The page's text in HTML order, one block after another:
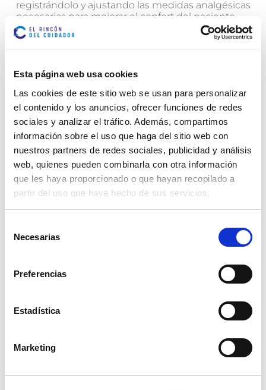
Esta página web usa cookies
Las cookies de este sitio web se usan para personalizar
el contenido y los anuncios, ofrecer funciones de redes
sociales y analizar el tráfico. Además, compartimos
información sobre el uso que haga del sitio web con
nuestros partners de redes sociales, publicidad y análisis
web, quienes pueden combinarla con otra información
que les haya proporcionado o que hayan recopilado a
partir del uso que haya hecho de sus servicios.
Necesarias
Preferencias
Estadística
Marketing
registrándolo y ajustando las medidas analgésicas
necesarias para mejorar el confort del paciente.
Si no hay mejoría visible
, considerar la realización
de pruebas adicionales o una nueva valoración del
dificulten la cicatrización.
Limpieza de la herida
Una correcta limpieza es fundamental para favorecer
la cicatrización y prevenir infecciones. Este paso debe
realizarse con suavidad, manteniendo la herida libre
de restos y evitando dañar el tejido sano que la rodea.
La elección del método dependerá del estado de la
úlcera y de las indicaciones del profesional sanitario.
para limpiar
Emplear soluciones antimicrobianas
, como
, evitando
perfumados o con alcohol.
fricción, para evitar la maceración o el daño del